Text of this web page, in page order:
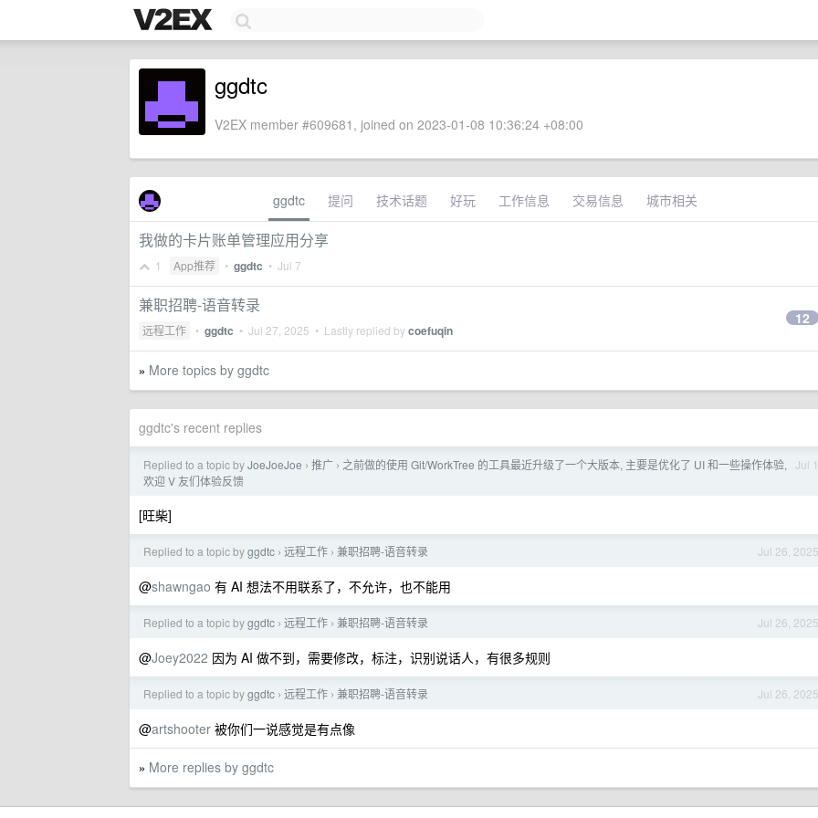
ggdtc
V2EX member #609681, joined on 2023-01-08 10:36:24 +08:00
ggdtc 提问 技术话题 好玩 工作信息 交易信息 城市相关
我做的卡片账单管理应用分享
1 App推荐 • ggdtc • Jul 7
兼职招聘-语音转录
远程工作 • ggdtc • Jul 27, 2025 • Lastly replied bycoefuqin
12
» More topics by ggdtc
ggdtc's recent replies
Jul 1
Replied to a topic byJoeJoeJoe › 推广 › 之前做的使用 Git/WorkTree 的工具最近升级了一个大版本, 主要是优化了 UI 和一些操作体验,
欢迎 V 友们体验反馈
[旺柴]
Jul 26, 2025
Replied to a topic byggdtc › 远程工作 › 兼职招聘-语音转录
@shawngao 有 AI 想法不用联系了，不允许，也不能用
Jul 26, 2025
Replied to a topic byggdtc › 远程工作 › 兼职招聘-语音转录
@Joey2022 因为 AI 做不到，需要修改，标注，识别说话人，有很多规则
Jul 26, 2025
Replied to a topic byggdtc › 远程工作 › 兼职招聘-语音转录
@artshooter 被你们一说感觉是有点像
» More replies by ggdtc